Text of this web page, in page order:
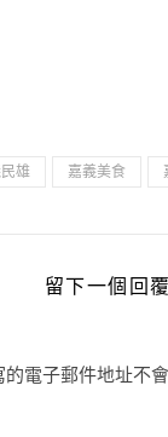
雄 嘉義美食
留下一個回覆
電子郵件地址不